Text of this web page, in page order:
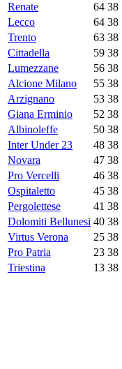
Renate
64 38
Lecco
64 38
Trento
63 38
Cittadella
59 38
Lumezzane
56 38
Alcione Milano
55 38
Arzignano
53 38
Giana Erminio
52 38
Albinoleffe
50 38
Inter Under 23
48 38
Novara
47 38
Pro Vercelli
46 38
Ospitaletto
45 38
Pergolettese
41 38
Dolomiti Bellunesi 40 38
Virtus Verona
25 38
Pro Patria
23 38
Triestina
13 38